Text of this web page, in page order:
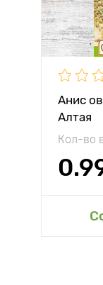
Анис
Алтая
Кол-во